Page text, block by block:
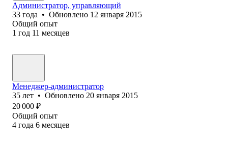
Администратор, управляющий
33 года • Обновлено 12 января 2015
Общий опыт
1 год 11 месяцев
Менеджер-администратор
35 лет • Обновлено 20 января 2015
20 000 ₽
Общий опыт
4 года 6 месяцев